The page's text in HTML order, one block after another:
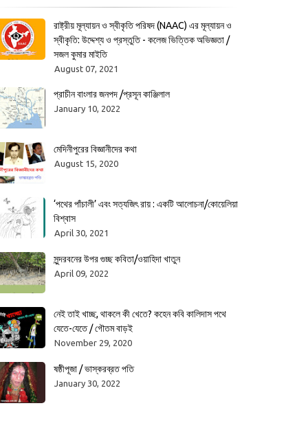
রাষ্ট্রীয় মূল্যায়ন ও স্বীকৃতি পরিষদ (NAAC) এর মূল্যায়ন ও
স্বীকৃতি: উদ্দেশ্য ও প্রস্তুতি - কলেজ ভিত্তিক অভিজ্ঞতা /
সজল কুমার মাইতি
August 07, 2021
প্রাচীন বাংলার জনপদ /প্রসূন কাঞ্জিলাল
January 10, 2022
মেদিনীপুরের বিজ্ঞানীদের কথা
August 15, 2020
‘পথের পাঁচালী’ এবং সত্যজিৎ রায় : একটি আলোচনা/কোয়েলিয়া
বিশ্বাস
April 30, 2021
সুন্দরবনের উপর গুচ্ছ কবিতা/ওয়াহিদা খাতুন
April 09, 2022
নেই তাই খাচ্ছ, থাকলে কী খেতে? কহেন কবি কালিদাস পথে
যেতে-যেতে / গৌতম বাড়ই
November 29, 2020
ষষ্ঠীপূজা / ভাস্করব্রত পতি
January 30, 2022